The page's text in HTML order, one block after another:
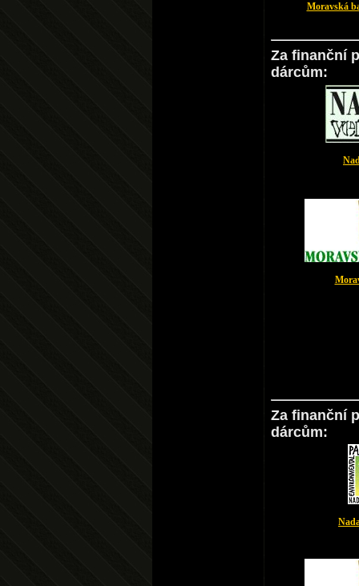
Moravská
Za finanční
dárcům:
Za finanční
dárcům: